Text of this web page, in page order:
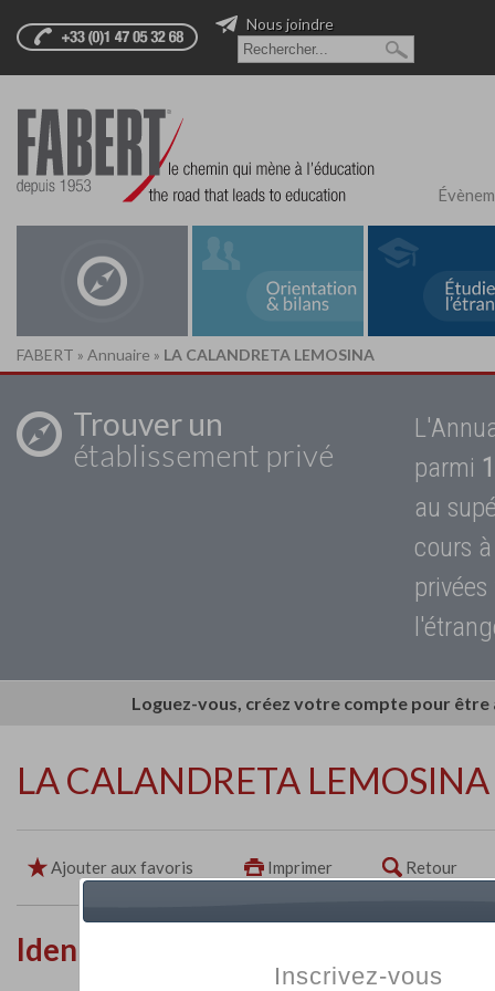
Nous joindre
FABERT » Annuaire » LA CALANDRETA LEMOSINA
Trouver un
établissement privé
parmi
au
cours
Loguez-vous, créez votre compte pour
LA CALANDRETA LEMOSINA
Ajouter aux favoris Imprimer Retour
Identité de l'établissement
Inscrivez-vous